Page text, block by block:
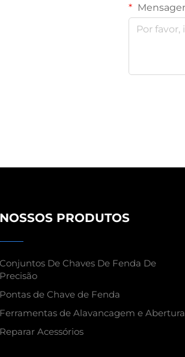
NOSSOS PRODUTOS
Conjuntos De Chaves De Fenda De
Precisão
Pontas de Chave de Fenda
Ferramentas de Alavancagem e Abertura
Reparar Acessórios